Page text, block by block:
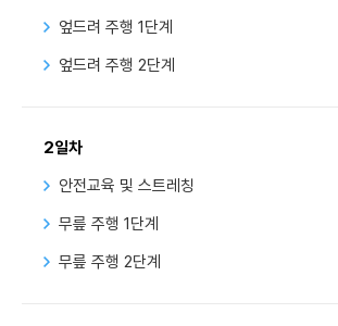
엎드려 주행 1단계
엎드려 주행 2단계
2일차
안전교육 및 스트레칭
무릎 주행 1단계
무릎 주행 2단계